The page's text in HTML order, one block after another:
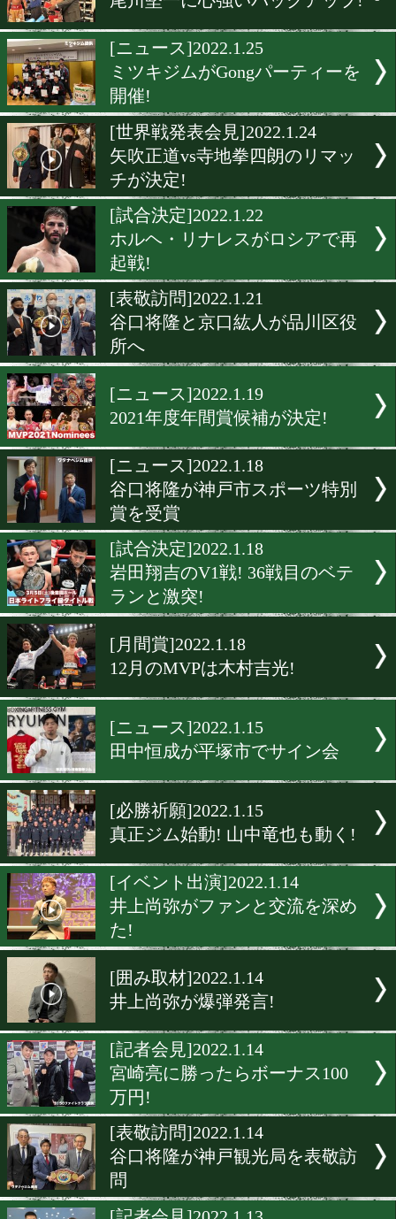
[2冠戦]2022.1.26
古谷昭男vs橋詰将義はアジ
王座戦に変更!
[選手名鑑]2022.1.25
尾川堅一に心強いバックア
[ニュース]2022.1.25
ミツキジムがGongパーテ
開催!
[世界戦発表会見]2022.1.24
矢吹正道vs寺地拳四朗のリ
チが決定!
[試合決定]2022.1.22
ホルヘ・リナレスがロシア
起戦!
[表敬訪問]2022.1.21
谷口将隆と京口紘人が品川
所へ
[ニュース]2022.1.19
2021年度年間賞候補が決定!
[ニュース]2022.1.18
谷口将隆が神戸市スポーツ
賞を受賞
[試合決定]2022.1.18
岩田翔吉のV1戦! 36戦目の
ランと激突!
[ニュース]2022.1.15
田中恒成が平塚市でサイン
[必勝祈願]2022.1.15
真正ジム始動! 山中竜也も